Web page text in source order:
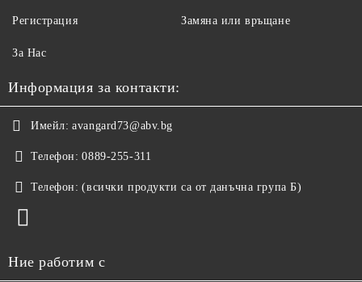
Регистрация
За Нас
Замяна или връщане
Информация за контакти:
Имейл: avangard73@abv.bg
Телефон: 0889-255-311
Телефон: (всички продукти са от данъчна група Б)
Ние работим с